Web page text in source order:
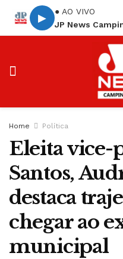
▶
● AO VIVO
JP News
Home Política
Eleita vice-
Santos,
destaca
chegar ao
municipal